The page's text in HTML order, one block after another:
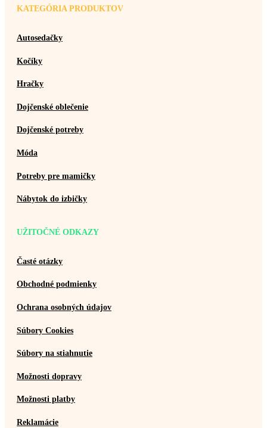
KATEGÓRIA PRODUKTOV
Autosedačky
Kočíky
Hračky
Dojčenské oblečenie
Dojčenské potreby
Móda
Potreby pre mamičky
Nábytok do izbičky
UŽITOČNÉ ODKAZY
Časté otázky
Obchodné podmienky
Ochrana osobných údajov
Súbory Cookies
Súbory na stiahnutie
Možnosti dopravy
Možnosti platby
Reklamácie